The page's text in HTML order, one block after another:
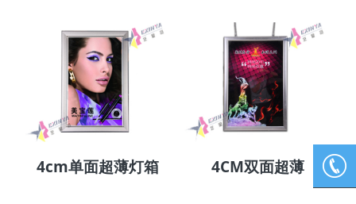
户外吸塑灯箱系列
个性化灯箱系列
产品配件
4cm单面超薄灯箱 4CM双面超薄